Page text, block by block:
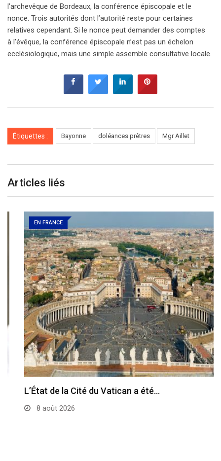
l’archevêque de Bordeaux, la conférence épiscopale et le
nonce. Trois autorités dont l’autorité reste pour certaines
relatives cependant. Si le nonce peut demander des comptes
à l’évêque, la conférence épiscopale n’est pas un échelon
ecclésiologique, mais une simple assemble consultative locale.
Étiquettes : Bayonne doléances prêtres Mgr Aillet
Articles liés
EN FRANCE
L’État de la Cité du Vatican a été…
8 août 2026